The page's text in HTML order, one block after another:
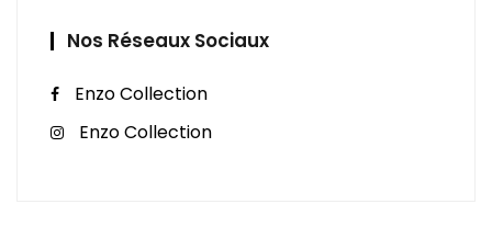
Nos Réseaux Sociaux
Enzo Collection
Enzo Collection